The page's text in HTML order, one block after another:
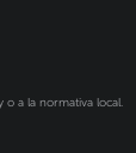
a la normativa local.